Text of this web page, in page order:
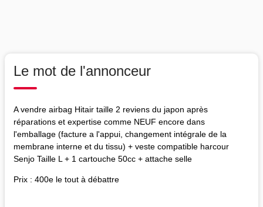
Le mot de l'annonceur
A vendre airbag Hitair taille 2 reviens du japon après
réparations et expertise comme NEUF encore dans
l'emballage (facture a l'appui, changement intégrale de la
membrane interne et du tissu) + veste compatible harcour
Senjo Taille L + 1 cartouche 50cc + attache selle
Prix : 400e le tout à débattre